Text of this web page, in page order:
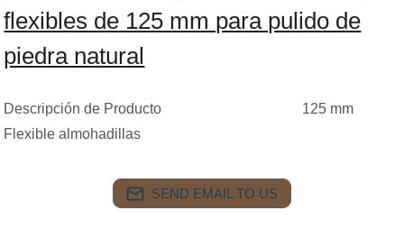
flexibles de 125 mm para pulido de
piedra natural
Descripción de Producto 125 mm
Flexible almohadillas
SEND EMAIL TO US